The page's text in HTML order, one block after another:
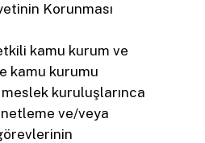
Korunması
kamu kurum ve
kamu kurumu
kuruluşlarınca
ve/veya